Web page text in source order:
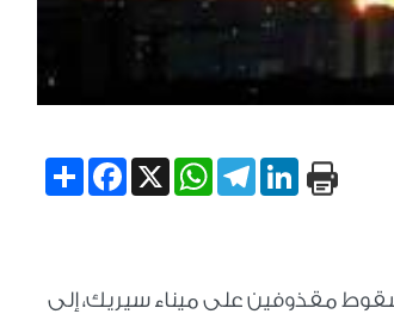
Share
Facebook X
WhatsApp
TelegramLinkedIn
وسقوط مقذوفين على ميناء سيريك، إلى